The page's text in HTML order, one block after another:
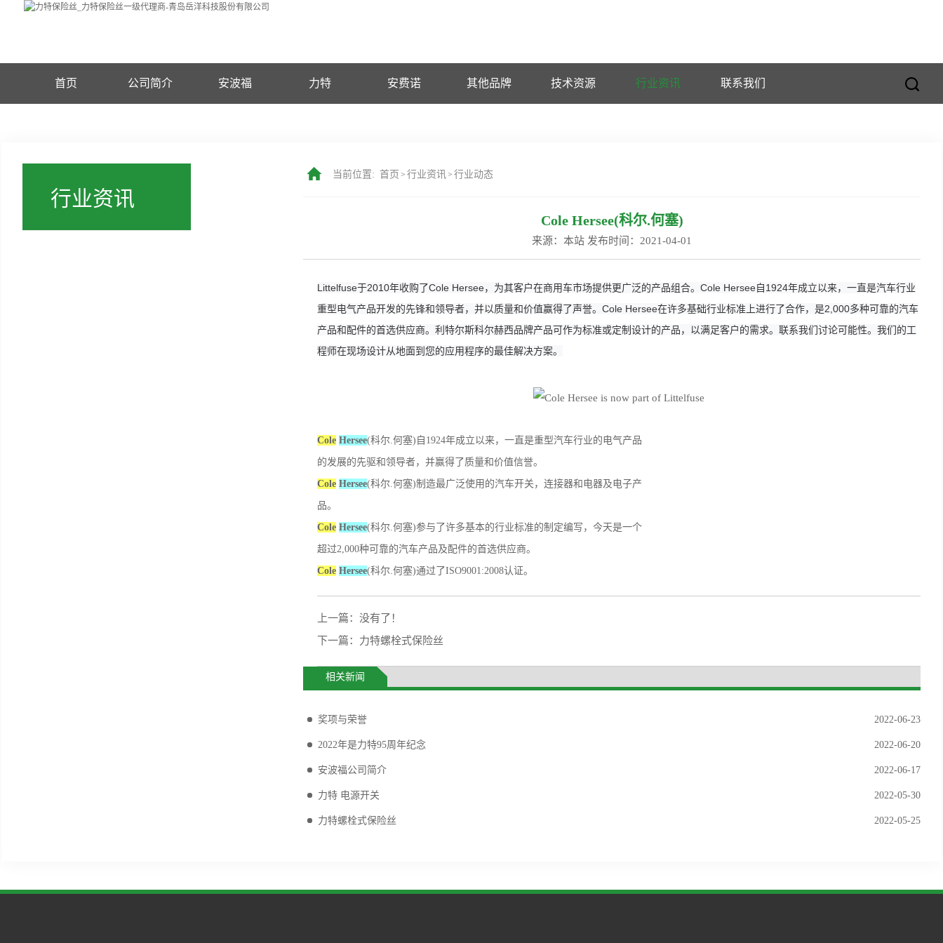
首页 公司简介 安波福 力特 安费诺 其他品牌 技术资源 行业资讯 联系我们
行业资讯
当前位置: 首页 > 行业资讯> 行业动态
Cole Hersee(科尔.何塞)
来源：本站 发布时间：2021-04-01
Littelfuse于2010年收购了Cole Hersee，为其客户在商用车市场提供更广泛的产品组合。 Cole Hersee自1924年成立以来，一直是汽车行业
重型电气产品开发的先锋和领导者，并以质量和价值赢得了声誉。 Cole Hersee在许多基础行业标准上进行了合作，是2,000多种可靠的汽车
产品和配件的首选供应商。 利特尔斯科尔赫西品牌产品可作为标准或定制设计的产品，以满足客户的需求。 联系我们讨论可能性。 我们的工
程师在现场设计从地面到您的应用程序的最佳解决方案。
Cole Hersee(科尔.何塞)自1924年成立以来，一直是重型汽车行业的电气产品
的发展的先驱和领导者，并赢得了质量和价值信誉。
Cole Hersee(科尔.何塞)制造最广泛使用的汽车开关，连接器和电器及电子产
品。
Cole Hersee(科尔.何塞)参与了许多基本的行业标准的制定编写，今天是一个
超过2,000种可靠的汽车产品及配件的首选供应商。
Cole Hersee(科尔.何塞)通过了ISO9001:2008认证。
上一篇：没有了！
下一篇： 力特螺栓式保险丝
相关新闻
2022-06-23
奖项与荣誉
2022-06-20
2022年是力特95周年纪念
2022-06-17
安波福公司简介
2022-05-30
力特 电源开关
2022-05-25
力特螺栓式保险丝